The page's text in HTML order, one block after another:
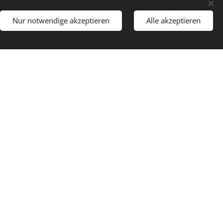
und
Nur notwendige akzeptieren Alle akzeptieren